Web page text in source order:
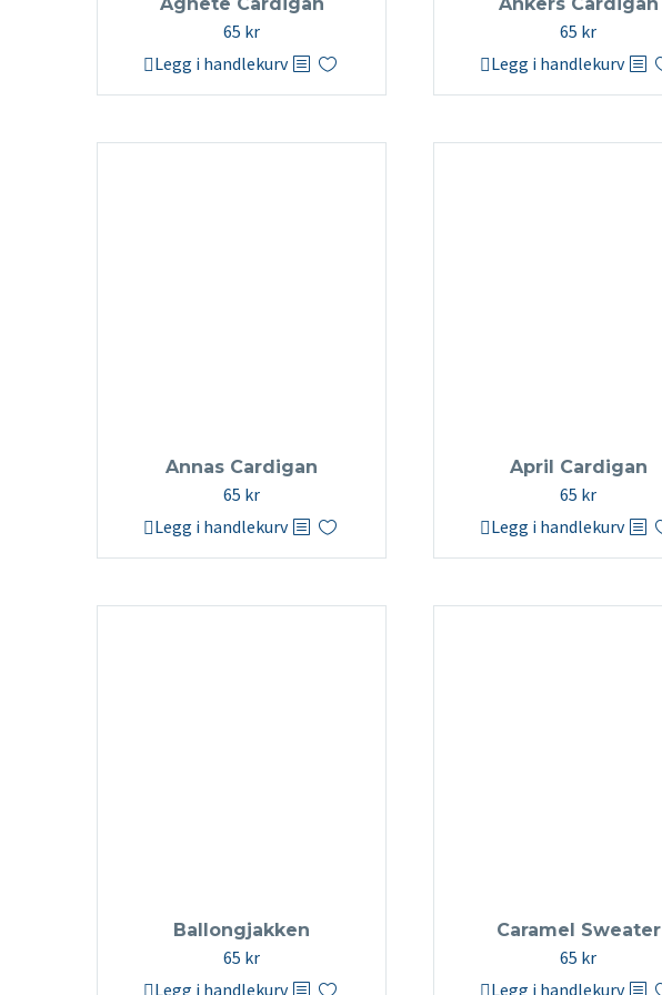
65 kr
Legg i handlekurv
65 kr
Legg i handlekurv
Annas Cardigan
65 kr
Legg i handlekurv
April Cardigan
65 kr
Legg i handlekurv
Ballongjakken
65 kr
Legg i handlekurv
Caramel Sweater
65 kr
Legg i handlekurv